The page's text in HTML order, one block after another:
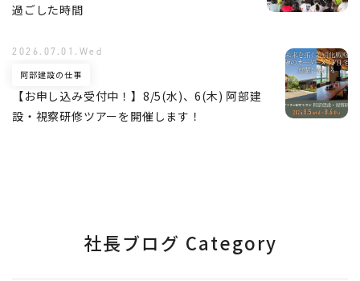
過ごした時間
【お申し込み受付中！】8/5(水)、6(木) 阿部建
設・視察研修ツアーを開催します！
阿部建設の仕事
2026.07.01.Wed
社長ブログ Category